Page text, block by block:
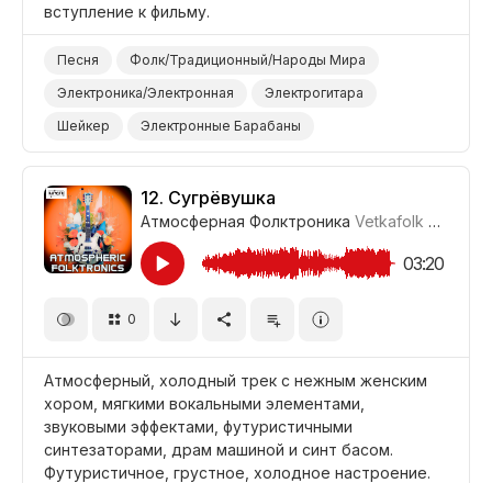
вступление к фильму.
Песня
Фолк/Традиционный/Народы Мира
Электроника/Электронная
Электрогитара
Шейкер
Электронные Барабаны
Синтезатор Бас
Бубен
Неземной
Волшебный
Абстрактный
Фильм Вступление
Фильм Приключение
Фильм/Кино
Драма
12. Сугрёвушка
Атмосферная Фолктроника Vetkafolk
03:20
0
Атмосферный, холодный трек с нежным женским
хором, мягкими вокальными элементами,
звуковыми эффектами, футуристичными
синтезаторами, драм машиной и синт басом.
Футуристичное, грустное, холодное настроение.